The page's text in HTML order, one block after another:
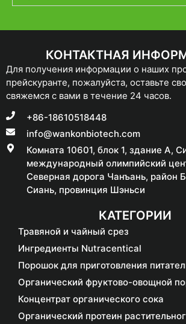
КОНТАКТНАЯ
Для получения информации о наших
прейскуранте, пожалуйста, оставьте
свяжемся с вами в течение 24 часов.
+86-18610518448
info@wankonbiotech.com
Комната 10601, блок 1, здание A,
международный олимпийский
Северная дорога Чанъань, район
Сиань, провинция Шэньси
КАТЕГОРИИ
Травяной и чайный срез
Ингредиенты Nutracentical
Порошок для приготовления
Органический фруктово-овощной
Концентрат органического сока
Органический протеин